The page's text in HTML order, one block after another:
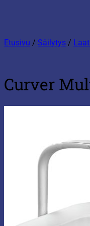
Etusivu / Säilytys /
Curver